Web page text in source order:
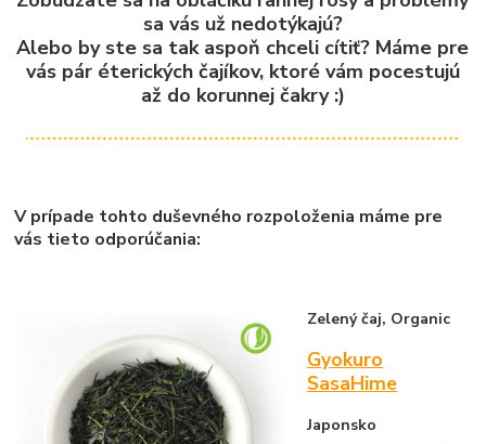
sa vás už nedotýkajú?
Alebo by ste sa tak aspoň chceli cítiť? Máme pre
vás pár éterických čajíkov, ktoré vám pocestujú
až do korunnej čakry :)
V prípade tohto duševného rozpoloženia máme pre
vás tieto odporúčania:
Zelený čaj, Organic
Gyokuro
SasaHime
Japonsko